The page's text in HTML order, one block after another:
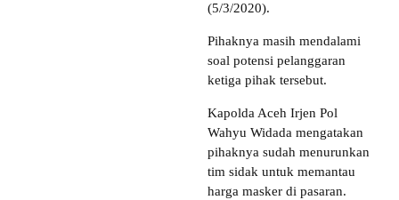
(5/3/2020).
Pihaknya masih mendalami
soal potensi pelanggaran
ketiga pihak tersebut.
Kapolda Aceh Irjen Pol
Wahyu Widada mengatakan
pihaknya sudah menurunkan
tim sidak untuk memantau
harga masker di pasaran.